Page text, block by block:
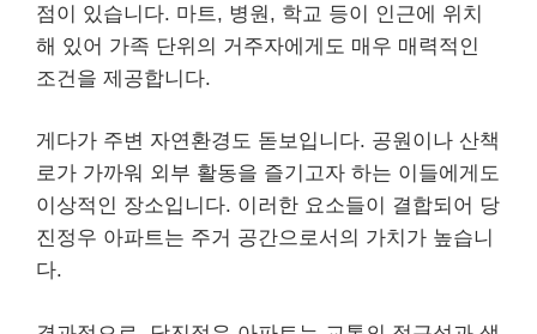
점이 있습니다. 마트, 병원, 학교 등이 인근에 위치
해 있어 가족 단위의 거주자에게도 매우 매력적인
조건을 제공합니다.
게다가 주변 자연환경도 돋보입니다. 공원이나 산책
로가 가까워 외부 활동을 즐기고자 하는 이들에게도
이상적인 장소입니다. 이러한 요소들이 결합되어 당
진정우 아파트는 주거 공간으로서의 가치가 높습니
다.